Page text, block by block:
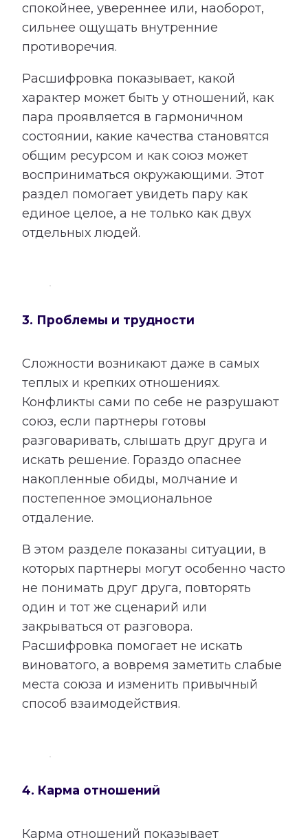
спокойнее, увереннее или, наоборот,
сильнее ощущать внутренние
противоречия.
Расшифровка показывает, какой
характер может быть у отношений, как
пара проявляется в гармоничном
состоянии, какие качества становятся
общим ресурсом и как союз может
восприниматься окружающими. Этот
раздел помогает увидеть пару как
единое целое, а не только как двух
отдельных людей.
3. Проблемы и трудности
Сложности возникают даже в самых
теплых и крепких отношениях.
Конфликты сами по себе не разрушают
союз, если партнеры готовы
разговаривать, слышать друг друга и
искать решение. Гораздо опаснее
накопленные обиды, молчание и
постепенное эмоциональное
отдаление.
В этом разделе показаны ситуации, в
которых партнеры могут особенно часто
не понимать друг друга, повторять
один и тот же сценарий или
закрываться от разговора.
Расшифровка помогает не искать
виноватого, а вовремя заметить слабые
места союза и изменить привычный
способ взаимодействия.
4. Карма отношений
Карма отношений показывает